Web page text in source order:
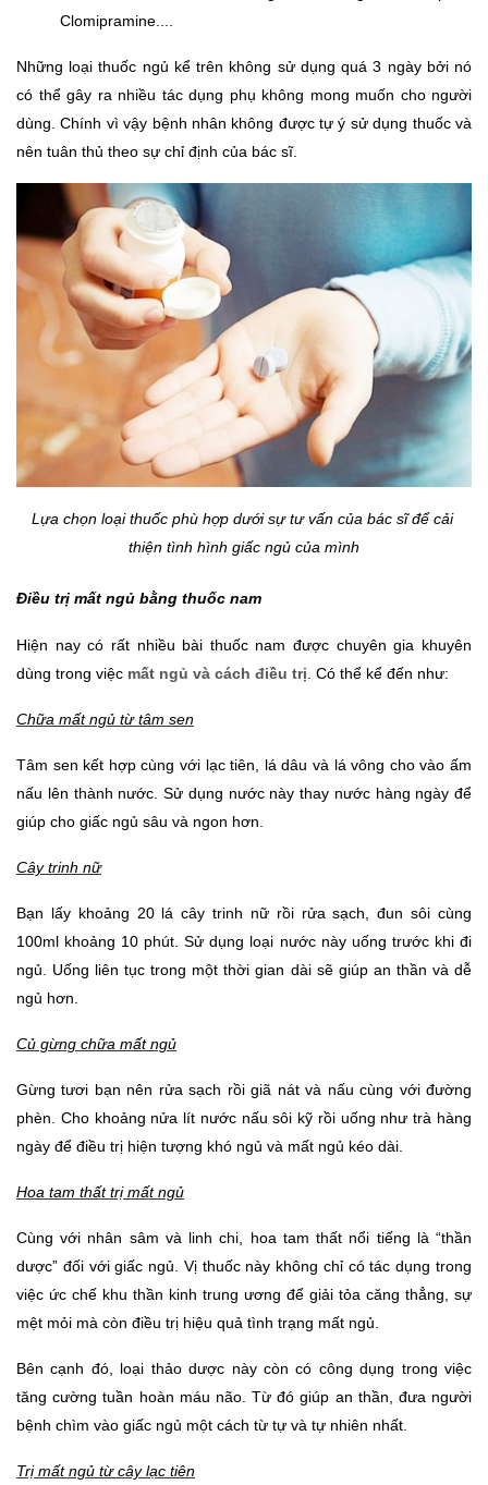
Clomipramine....
Những loại thuốc ngủ kể trên không sử dụng quá 3 ngày bởi nó
có thể gây ra nhiều tác dụng phụ không mong muốn cho người
dùng. Chính vì vậy bệnh nhân không được tự ý sử dụng thuốc và
nên tuân thủ theo sự chỉ định của bác sĩ.
Lựa chọn loại thuốc phù hợp dưới sự tư vấn của bác sĩ để cải
thiện tình hình giấc ngủ của mình
Điều trị mất ngủ bằng thuốc nam
Hiện nay có rất nhiều bài thuốc nam được chuyên gia khuyên
dùng trong việc mất ngủ và cách điều trị . Có thể kể đến như:
Chữa mất ngủ từ tâm sen
Tâm sen kết hợp cùng với lạc tiên, lá dâu và lá vông cho vào ấm
nấu lên thành nước. Sử dụng nước này thay nước hàng ngày để
giúp cho giấc ngủ sâu và ngon hơn.
Cây trinh nữ
Bạn lấy khoảng 20 lá cây trinh nữ rồi rửa sạch, đun sôi cùng
100ml khoảng 10 phút. Sử dụng loại nước này uống trước khi đi
ngủ. Uống liên tục trong một thời gian dài sẽ giúp an thần và dễ
ngủ hơn.
Củ gừng chữa mất ngủ
Gừng tươi bạn nên rửa sạch rồi giã nát và nấu cùng với đường
phèn. Cho khoảng nửa lít nước nấu sôi kỹ rồi uống như trà hàng
ngày để điều trị hiện tượng khó ngủ và mất ngủ kéo dài.
Hoa tam thất trị mất ngủ
Cùng với nhân sâm và linh chi, hoa tam thất nổi tiếng là “thần
dược” đối với giấc ngủ. Vị thuốc này không chỉ có tác dụng trong
việc ức chế khu thần kinh trung ương để giải tỏa căng thẳng, sự
mệt mỏi mà còn điều trị hiệu quả tình trạng mất ngủ.
Bên cạnh đó, loại thảo dược này còn có công dụng trong việc
tăng cường tuần hoàn máu não. Từ đó giúp an thần, đưa người
bệnh chìm vào giấc ngủ một cách từ tự và tự nhiên nhất.
Trị mất ngủ từ cây lạc tiên